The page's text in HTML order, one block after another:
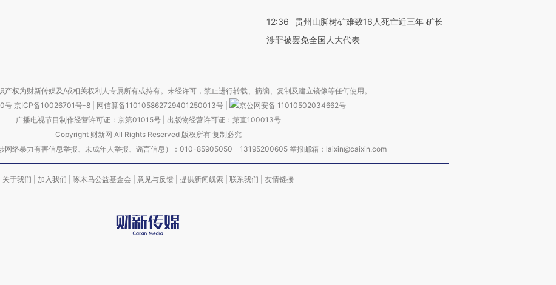
12:36
贵州山脚树矿难致16人死亡近三年 矿长
涉罪被罢免全国人大代表
产权为财新传媒及/或相关权利人专属所有或持有。未经许可，禁止进行转载、摘编、复制及建立镜像等任何使用。
号 京ICP备10026701号-8 网信算备110105862729401250013号
京公网安备 11010502034662号
广播电视节目制作经营许可证：京第01015号| 出版物经营许可证：第直100013号
Copyright 财新网 All Rights Reserved 版权所有 复制必究
网络暴力有害信息举报、未成年人举报、谣言信息）：010-85905050 13195200605 举报邮箱：laixin@caixin.com
关于我们 加入我们 啄木鸟公益基金会 意见与反馈 提供新闻线索 联系我们 友情链接